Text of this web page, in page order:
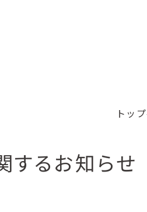
トッ
するお知らせ